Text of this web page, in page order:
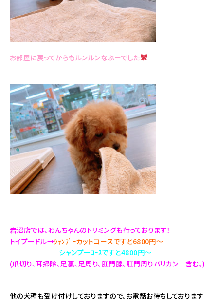
お部屋に戻ってからもルンルンなぷーでした
岩沼店では、わんちゃんのトリミングも行っております！
トイプードル→ｼｬﾝﾌﾟｰカットコースですと6800円～
シャンプーｺｰｽですと4800円～
(爪切り、耳掃除、足裏、足周り、肛門腺、肛門周りバリカン 含む。)
他の犬種も受け付けしておりますので、お電話お待ちしております